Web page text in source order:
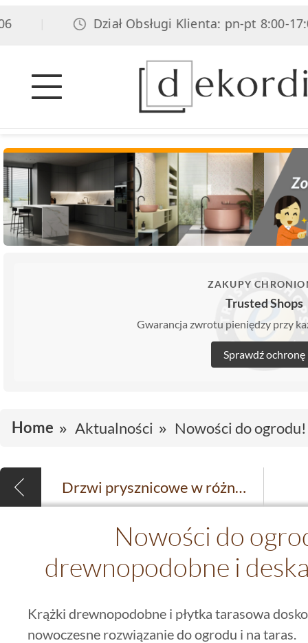
Dział Obsługi Klienta: pn-pt 8:00-
ZAKUPY
Trusted Shops
Gwarancja zwrotu pieniędzy przy
Sprawdź ochronę
Home Aktualności Nowości do
Drzwi prysznicowe w różnych stylach
Nowości do
drewnopodobne i
Krążki drewnopodobne i płytka tarasowa
nowoczesne rozwiązanie do ogrodu i na taras.